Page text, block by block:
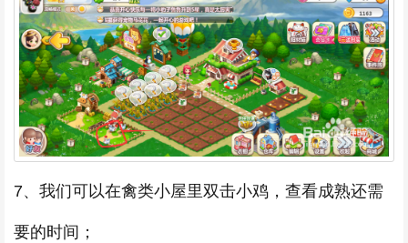
7、我们可以在禽类小屋里双击小鸡，查看成熟还需
要的时间；